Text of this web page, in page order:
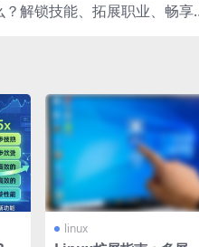
解锁技能、拓展职业、畅享
linux